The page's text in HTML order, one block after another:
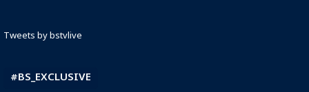
Tweets by bstvlive
#BS_EXCLUSIVE